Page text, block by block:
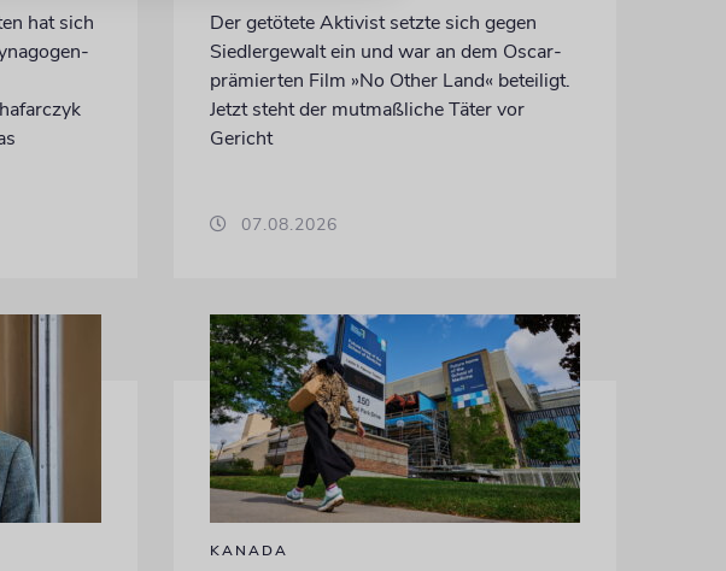
hat sich
Der getötete Aktivist setzte sich gegen
Siedlergewalt ein und war an dem Oscar-
prämierten Film »No Other Land« beteiligt.
Jetzt steht der mutmaßliche Täter vor
Gericht
07.08.2026
KANADA